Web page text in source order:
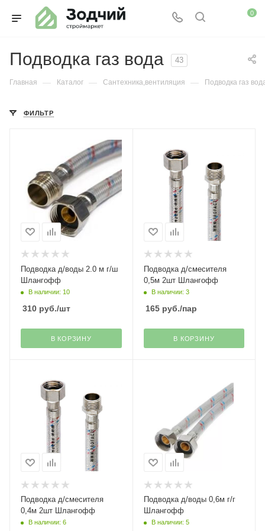
0
Подводка газ вода 43
Главная — Каталог — Сантехника,вентиляция — Подводка газ
ФИЛЬТР
Подводка д/воды 2.0 м г/ш
Шлангофф
В наличии: 10
310 руб./шт
В КОРЗИНУ
Подводка д/смесителя
0,5м 2шт Шлангофф
В наличии: 3
165руб./пар
В КОРЗИНУ
Подводка д/смесителя
0,4м 2шт Шлангофф
В наличии: 6
Подводка д/воды 0,6м г/г
Шлангофф
В наличии: 5